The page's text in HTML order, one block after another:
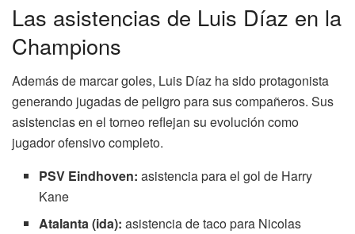
Las asistencias de Luis Díaz en la
Champions
Además de marcar goles, Luis Díaz ha sido protagonista
generando jugadas de peligro para sus compañeros. Sus
asistencias en el torneo reflejan su evolución como
jugador ofensivo completo.
PSV Eindhoven: asistencia para el gol de Harry
Kane
Atalanta (ida): asistencia de taco para Nicolas